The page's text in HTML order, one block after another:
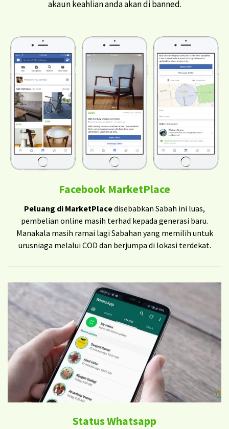
akaun keahlian anda akan di banned.
Facebook MarketPlace
Peluang di MarketPlacedisebabkan Sabah ini luas,
pembelian online masih terhad kepada generasi baru.
Manakala masih ramai lagi Sabahan yang memilih untuk
urusniaga melalui COD dan berjumpa di lokasi terdekat.
Status Whatsapp